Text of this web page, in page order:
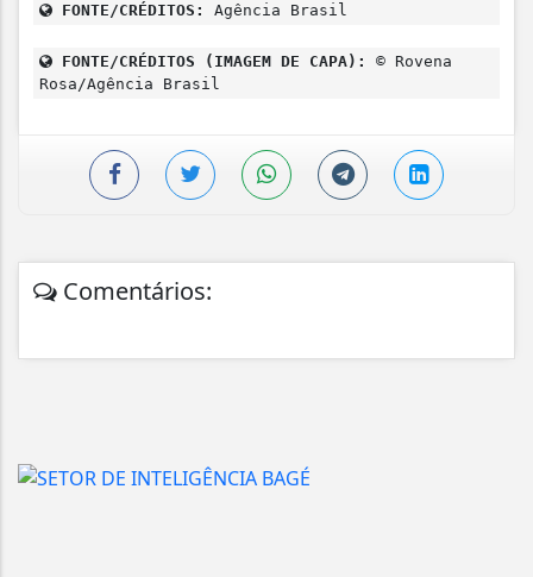
FONTE/CRÉDITOS: Agência Brasil
FONTE/CRÉDITOS (IMAGEM DE CAPA):
© Rovena
Rosa/Agência Brasil
Comentários: